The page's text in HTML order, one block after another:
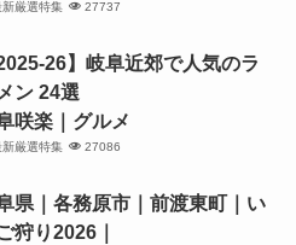
新厳選特集 27737
2025-26】岐阜近郊で人気のラ
ン 24選
咲楽｜グルメ
新厳選特集 27086
県｜各務原市｜前渡東町｜い
狩り2026｜